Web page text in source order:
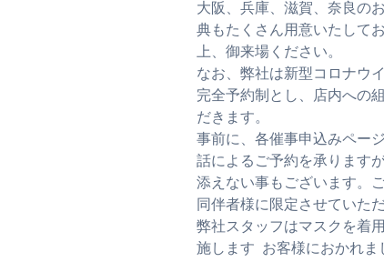
大阪、兵庫、滋賀、奈良の
典もたくさん用意いたして
上、御来場ください。
なお、弊社は新型コロナウ
完全予約制とし、店内への
だきます。
事前に、各催事申込みペー
話によるご予約を承ります
添えない事もございます。
同伴者様に限定させていた
弊社スタッフはマスクを着
施します お客様におかれま